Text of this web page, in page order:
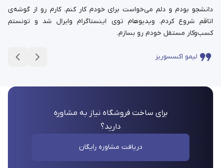
دانشجو بودم و دلم می‌خواست برای خودم کار کنم. کارم رو از گوشه‌ی
اتاقم شروع کردم. ویدیوهام توی اینستاگرام وایرال شد و تونستم
کسب‌وکار مستقل خودم رو بسازم.
لیمو اکسسوریز
برای ساخت فروشگاه نیاز به مشاوره
دارید؟
دریافت مشاوره رایگان